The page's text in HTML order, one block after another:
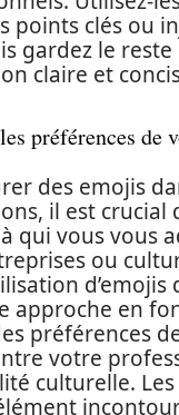
points clés ou
gardez le
claire et
préférences de
des emojis
il est crucial
qui vous vous
ou
approche en
préférences
votre
culturelle. Les